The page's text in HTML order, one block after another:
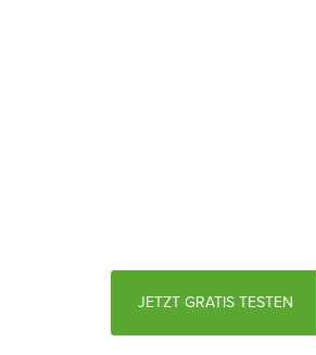
JETZT GRATIS TESTEN